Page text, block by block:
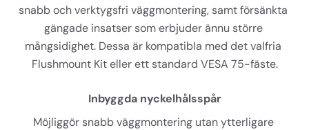
snabb och verktygsfri väggmontering, samt försänkta
gängade insatser som erbjuder ännu större
mångsidighet. Dessa är kompatibla med det valfria
Flushmount Kit eller ett standard VESA 75-fäste.
Inbyggda nyckelhålsspår
Möjliggör snabb väggmontering utan ytterligare